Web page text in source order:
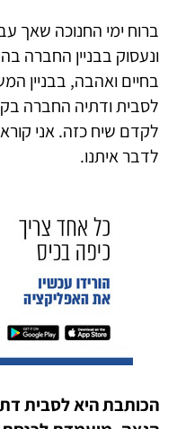
ברוח ימי החנוכה שאך
ונעסוק בבניין החברה
בחיים ואהבה, בבניין
לסבית ודתיה החברה
לקדם שיח כזה. אני
לדבר איתנו.
הכותבת היא לסבית